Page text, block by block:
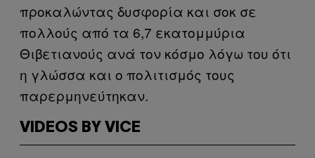
προκαλώντας δυσφορία και σοκ σε
πολλούς από τα 6,7 εκατομμύρια
Θιβετιανούς ανά τον κόσμο λόγω του ότι
η γλώσσα και ο πολιτισμός τους
παρερμηνεύτηκαν.
VIDEOS BY VICE